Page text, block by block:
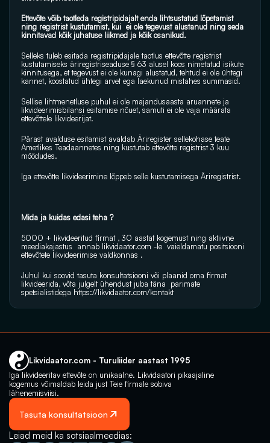
Ettevõte võib taotleda registripidajalt enda lihtsustatud lõpetamist
ning registrist kustutamist, kui  ei ole tegevust alustanud ning seda
kinnitavad kõik juhatuse liikmed ja kõik osanikud.
Selleks tuleb esitada registripidajale taotlus ettevõtte registrist
kustutamiseks äriregistriseaduse § 63 alusel koos nimetatud isikute
kinnitusega, et tegevust ei ole kunagi alustatud, tehtud ei ole ühtegi
kannet, koostatud ühtegi arvet ega laekunud mistahes summasid.
Sellise lihtmenetluse puhul ei ole majandusaasta aruannete ja
likvideerimisbilansi esitamise nõuet, samuti ei ole vaja määrata
ettevõttele likvideerijat.
Pärast avalduse esitamist avaldab Äriregister sellekohase teate
Ametlikes Teadaannetes ning kustutab ettevõtte registrist 3 kuu
möödudes.
Iga ettevõtte likvideerimine lõppeb selle kustutamisega Äriregistrist.
Mida ja kuidas edasi teha ?
5000 + likvideeritud firmat , 30 aastat kogemust ning aktiivne
meediakajastus  annab likvidaator.com -le  vaieldamatu positsiooni
ettevõtete likvideerimise valdkonnas .
Juhul kui soovid tasuta konsultatsiooni või plaanid oma firmat
likvideerida, võta julgelt ühendust juba täna  parimate
spetsialistidega https://likvidaator.com/kontakt
Likvidaator.com - Turuliider aastast 1995
Iga likvideeritav ettevõte on unikaalne. Likvidaatori pikaajaline
kogemus võimaldab leida just Teie firmale sobiva
lähenemisviisi.
Tasuta konsultatsioon
Leiad meid ka sotsiaalmeedias: